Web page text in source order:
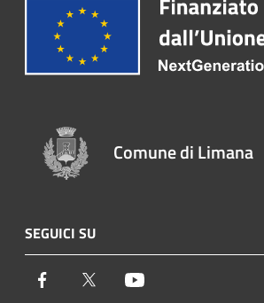
Comune di Limana
SEGUICI SU
Facebook Twitter